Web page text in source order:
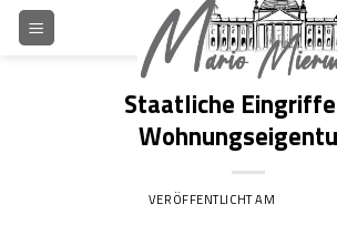
Skip
Staatliche
VERÖFFENTLICHT AM